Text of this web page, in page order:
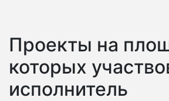
Проекты на
которых
исполнитель